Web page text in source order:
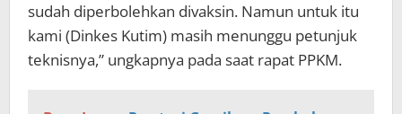
sudah diperbolehkan divaksin. Namun untuk itu
kami (Dinkes Kutim) masih menunggu petunjuk
teknisnya,” ungkapnya pada saat rapat PPKM.